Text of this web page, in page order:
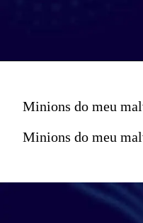
Minions do meu
Minions do meu